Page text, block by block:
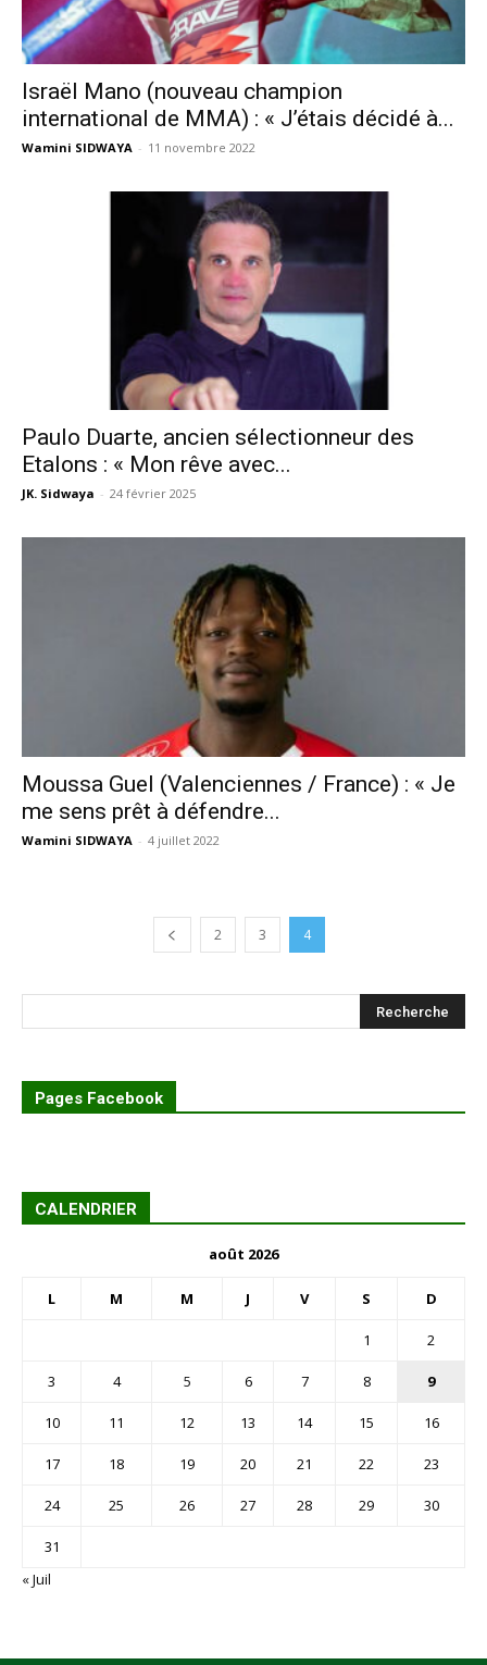
Israël Mano (nouveau champion
international de MMA) : « J’étais décidé à...
Wamini SIDWAYA - 11 novembre 2022
Paulo Duarte, ancien sélectionneur des
Etalons : « Mon rêve avec...
JK. Sidwaya - 24 février 2025
Moussa Guel (Valenciennes / France) : « Je
me sens prêt à défendre...
Wamini SIDWAYA - 4 juillet 2022
2 3 4
Pages Facebook
CALENDRIER
août 2026
L M M J V S D
1 2
3 4 5 6 7 8 9
10 11 12 13 14 15 16
17 18 19 20 21 22 23
24 25 26 27 28 29 30
31
« Juil